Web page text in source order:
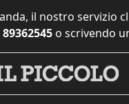
il nostro servizio
89362545 o scrivendo